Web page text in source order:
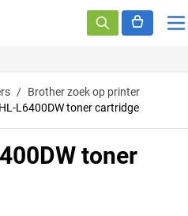
/ Brother zoek op printer
L6400DW toner cartridge
toner